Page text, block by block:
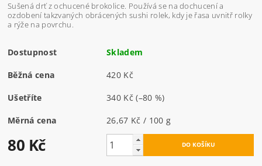
Sušená drť z ochucené brokolice. Používá se na dochucení a
ozdobení takzvaných obrácených sushi rolek, kdy je řasa uvnitř rolky
a rýže na povrchu.
Dostupnost Skladem
Běžná cena 420 Kč
Ušetříte 340 Kč(–80 %)
Měrná cena 26,67 Kč / 100 g
80 Kč